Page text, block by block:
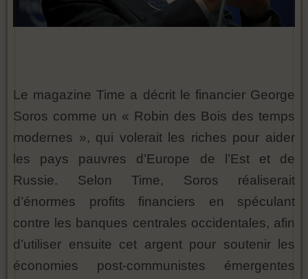
Le magazine Time a décrit le financier George
Soros comme un « Robin des Bois des temps
modernes », qui volerait les riches pour aider
les pays pauvres d’Europe de l’Est et de
Russie. Selon Time, Soros réaliserait
d’énormes profits financiers en spéculant
contre les banques centrales occidentales, afin
d’utiliser ensuite cet argent pour soutenir les
économies post-communistes émergentes